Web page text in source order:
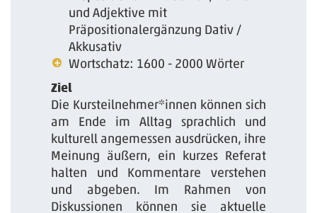
und Adjektive mit
Präpositionalergänzung Dativ /
Akkusativ
Wortschatz: 1600 - 2000 Wörter
Ziel
Die Kursteilnehmer*innen können sich
am Ende im Alltag sprachlich und
kulturell angemessen ausdrücken, ihre
Meinung äußern, ein kurzes Referat
halten und Kommentare verstehen
und abgeben. Im Rahmen von
Diskussionen können sie aktuelle